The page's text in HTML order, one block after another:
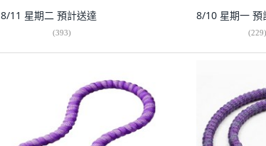
8/11 星期二 預計送達
(393)
8/10 星期一 預
(229)